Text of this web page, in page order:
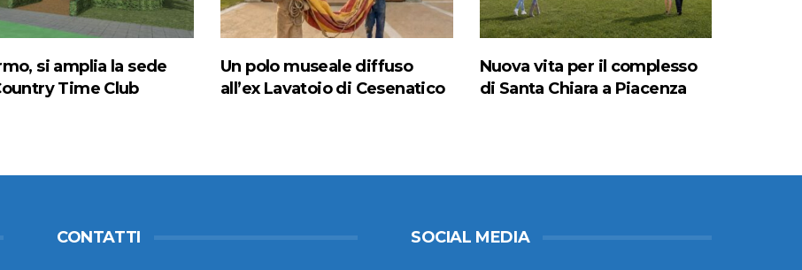
si amplia la sede
Time Club
Un polo museale diffuso
all’ex Lavatoio di Cesenatico
Nuova vita per il complesso
di Santa Chiara a Piacenza
CONTATTI SOCIAL MEDIA